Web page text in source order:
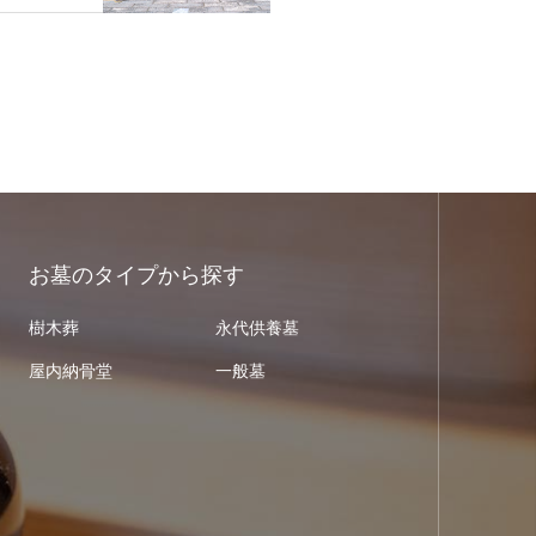
お墓のタイプから探す
樹木葬 永代供養墓
屋内納骨堂 一般墓